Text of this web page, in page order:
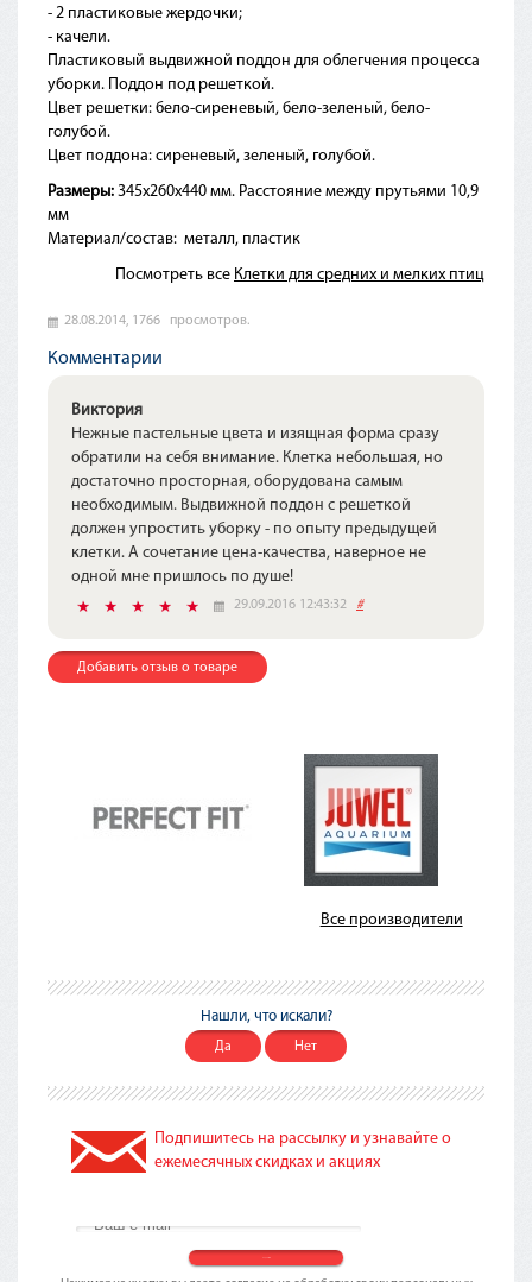
- 2 пластиковые жердочки;
- качели.
Пластиковый выдвижной поддон для облегчения процесса
уборки. Поддон под решеткой.
Цвет решетки: бело-сиреневый, бело-зеленый, бело-
голубой.
Цвет поддона: сиреневый, зеленый, голубой.
Размеры: 345х260х440 мм. Расстояние между прутьями 10,9
мм
Материал/состав: металл, пластик
Посмотреть все Клетки для средних и мелких птиц
28.08.2014, 1766 просмотров.
Комментарии
Виктория
Нежные пастельные цвета и изящная форма сразу
обратили на себя внимание. Клетка небольшая, но
достаточно просторная, оборудована самым
необходимым. Выдвижной поддон с решеткой
должен упростить уборку - по опыту предыдущей
клетки. А сочетание цена-качества, наверное не
одной мне пришлось по душе!
29.09.2016 12:43:32 #
Добавить отзыв о товаре
Все производители
Нашли, что искали?
Да Нет
Подпишитесь на рассылку и узнавайте о
ежемесячных скидках и акциях